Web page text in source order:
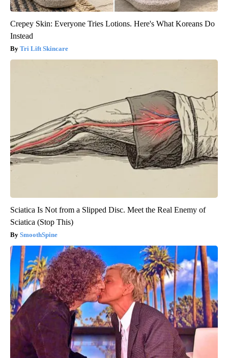
Crepey Skin: Everyone Tries Lotions. Here's What Koreans Do
Instead
Tri Lift Skincare
Sciatica Is Not from a Slipped Disc. Meet the Real Enemy of
Sciatica (Stop This)
SmoothSpine